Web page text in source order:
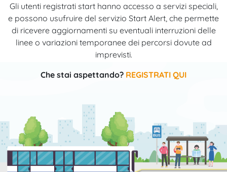
Gli utenti registrati start hanno accesso a servizi speciali,
e possono usufruire del servizio Start Alert, che permette
di ricevere aggiornamenti su eventuali interruzioni delle
linee o variazioni temporanee dei percorsi dovute ad
imprevisti.
Che stai aspettando? REGISTRATI QUI